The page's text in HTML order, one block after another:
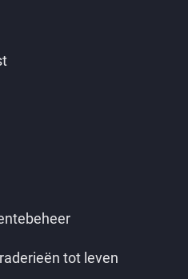
tot leven